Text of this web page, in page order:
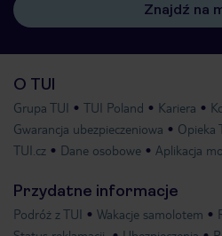
Znajdź na
O TUI
Grupa TUI TUI Poland Kariera
Gwarancja ubezpieczeniowa
Opieka
TUI.cz
Dane osobowe Aplikacja
Przydatne informacje
Podróż z TUI Wakacje samolotem